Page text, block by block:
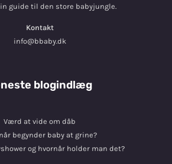
guide til den store babyjungle.
Kontakt
info@bbaby.dk
blogindlæg
Værd at vide om dåb
begynder baby at grine?
og hvornår holder man det?